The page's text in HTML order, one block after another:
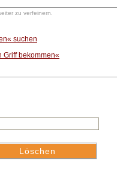
zu verfeinern.
suchen
Griff bekommen«